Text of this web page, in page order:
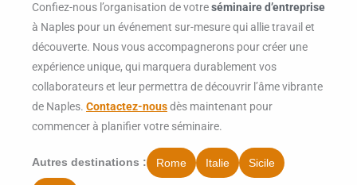
Confiez-nous l’organisation de votreséminaired’entreprise
à Naples pour un événement sur-mesure qui allie travail et
découverte. Nous vous accompagnerons pour créer une
expérience unique, qui marquera durablement vos
collaborateurs et leur permettra de découvrir l’âme vibrante
de Naples. Contactez-nousdès maintenant pour
commencer à planifier votre séminaire.
Autres destinations : Rome Italie Sicile